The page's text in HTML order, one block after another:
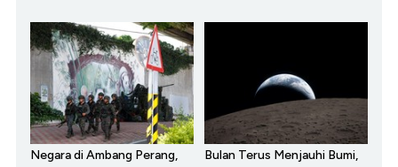
Negara di Ambang Perang,
Bulan Terus Menjauhi Bumi,